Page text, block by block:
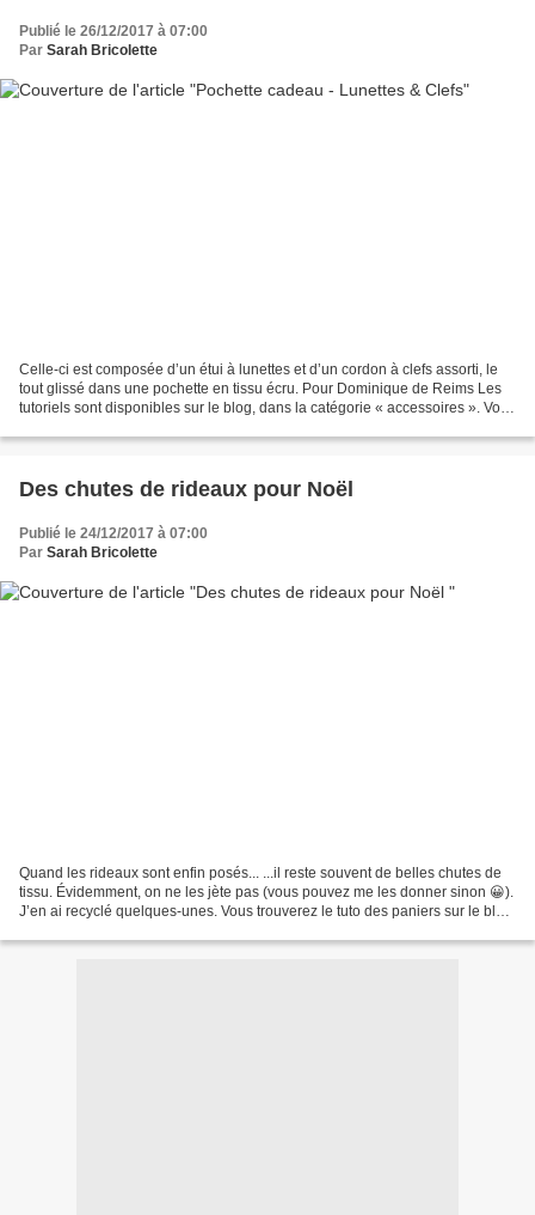
Publié le 26/12/2017 à 07:00
Par Sarah Bricolette
Celle-ci est composée d’un étui à lunettes et d’un cordon à clefs assorti, le
tout glissé dans une pochette en tissu écru. Pour Dominique de Reims Les
tutoriels sont disponibles sur le blog, dans la catégorie « accessoires ». Vous
Des chutes de rideaux pour Noël
Publié le 24/12/2017 à 07:00
Par Sarah Bricolette
Quand les rideaux sont enfin posés... ...il reste souvent de belles chutes de
tissu. Évidemment, on ne les jète pas (vous pouvez me les donner sinon 😀).
J’en ai recyclé quelques-unes. Vous trouverez le tuto des paniers sur le blog.